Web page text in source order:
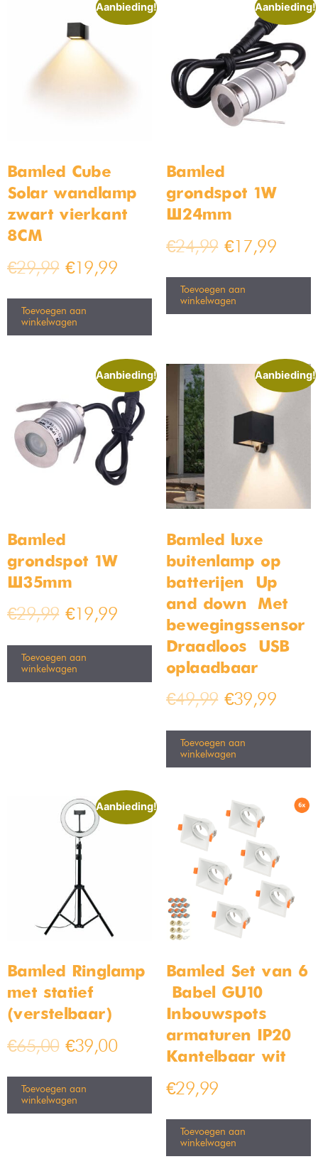
Aanbieding!
Bamled Cube
Solar wandlamp
zwart vierkant
8CM
€29,99 €19,99
Toevoegen aan
winkelwagen
Aanbieding!
Bamled
grondspot 1W
Ø24mm
€24,99 €17,99
Toevoegen aan
winkelwagen
Aanbieding!
Bamled
grondspot 1W
Ø35mm
€29,99 €19,99
Toevoegen aan
winkelwagen
Aanbieding!
Bamled luxe
buitenlamp op
batterijen – Up
and down – Met
bewegingssensor –
Draadloos – USB
oplaadbaar
€49,99 €39,99
Toevoegen aan
winkelwagen
Aanbieding!
Bamled Ringlamp
met statief
(verstelbaar)
€65,00 €39,00
Toevoegen aan
winkelwagen
Bamled Set van 6
– Babel GU10
Inbouwspots
armaturen IP20
Kantelbaar wit
€29,99
Toevoegen aan
winkelwagen